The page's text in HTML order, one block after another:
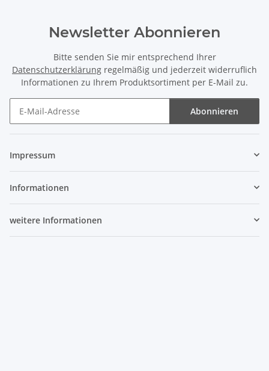
Newsletter Abonnieren
Bitte senden Sie mir entsprechend Ihrer
Datenschutzerklärung regelmäßig und jederzeit widerruflich
Informationen zu Ihrem Produktsortiment per E-Mail zu.
Abonnieren
Impressum
Informationen
weitere Informationen